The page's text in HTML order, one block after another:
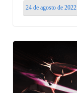
24 de agosto de 2022